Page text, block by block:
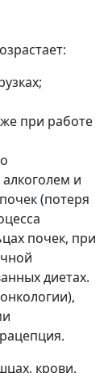
при работе
и
(потеря
почек, при
диетах.
крови.